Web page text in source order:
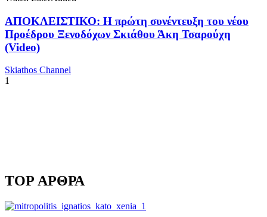
ΑΠΟΚΛΕΙΣΤΙΚΟ: Η πρώτη συνέντευξη του νέου
Προέδρου Ξενοδόχων Σκιάθου Άκη Τσαρούχη
(Video)
Skiathos Channel
1
TOP ΑΡΘΡΑ